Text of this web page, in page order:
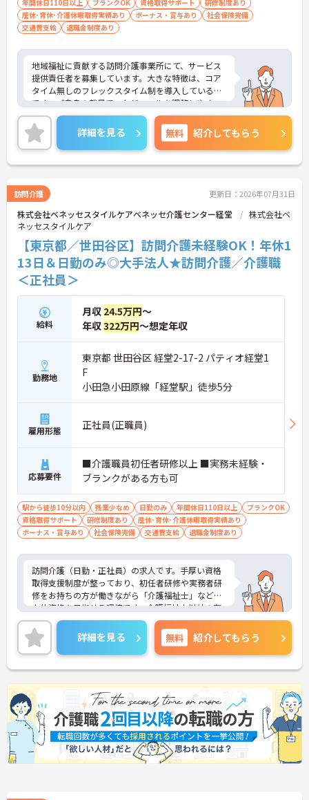
年間休日110日以上 ブランクOK 資格取得サポート
研修制度あり
産休･育休･介護休暇取得実績あり
ボーナス・賞与あり
社会保険完備
交通費支給
退職金制度あり
地域福祉に貢献する訪問介護事業所にて、サービス
提供責任者を募集しています。大きな特徴は、コア
タイム無しのフレックスタイム制を導入している点
です。ご自身の裁量でスケジュールを調整しやす
く、直行直帰も交えながら柔軟に働くことができま
す。大手グループならではの共済会制度（医療費補
助等）や保育手当など、生活を支える福利厚生が充
実しています。訪問介護の経験があればサ責未経験
の方も相談可能で、指導育成力や調整力を磨ける環
もあり、ライフステージに応じた無理のないペース
で、着実にステップアップを図れる基盤が整ってい
ます。
★おすすめPOINT★
【コアタイム無しのフレックス制で柔軟な働き方が
実現できます】
・出退勤の時間を柔軟に調整できるフレックスタイ
ム制を採用しており、ご自身のペースや訪問予定に
合わせたスケジュール管理が可能です
・ご自宅からの直行直帰など効率的な働き方も実践
できることで、業務の負担を軽減しながらメリハリ
をつけて活躍できます
【サ責未経験から挑戦でき、長期的なキャリア形成
が期待できます】
・訪問介護の経験があればサービス提供責任者が未
経験でも相談可能で、ヘルパーの指導や業務調整な
どのマネジメントスキルを実践的に学べる体制があ
ります
・介護支援専門員などの資格取得支援制度に加え、
75歳までの再雇用制度が設けられており、長期的な
視野で専門性を高めていけます
っています】
・安定した収入アップが見込める環境です
・未就学児への保育手当や、医療費・市販薬の補助
が受けられる共済会制度が充実しており、ご家庭と
詳細を見る 無料 紹介してもらう
訪問介護 更新日：2026年07月31日
株式会社ベネッセスタイルケアベネッセ介護センター経堂
株式会社ベ
ネッセスタイルケア
【東京都／世田谷区】訪問介護未経験OK！年休1
13日＆日勤のみ◎大手法人★訪問介護／介護職
＜正社員＞
給料
月収 24.5万円～
年収322万円～想定年収
勤務地
東京都 世田谷区 経堂2-17-2 パティオ経堂1
F
小田急小田原線「経堂駅」徒歩5分
雇用形態 正社員(正職員)
応募要件
■介護職員初任者研修以上 ■実務未経験・
ブランクがある方も可
駅から徒歩10分以内 残業少なめ 日勤のみ 年間休日110日以上
ブランクOK
資格取得サポート
研修制度あり
産休･育休･介護休暇取得実績あり
ボーナス・賞与あり
社会保険完備 交通費支給 退職金制度あり
訪問介護（日勤・正社員）の求人です。手厚い資格
取得支援制度が整っており、初任者研修や実務者研
修をお持ちの方が働きながら「介護福祉士」などの
上位資格を目指せる環境です。介護福祉士以外の有
資格者には毎月「介福資格取得支援手当」が支給さ
れるため、モチベーション高くステップアップに挑
戦できます。業務は日勤帯のみで、日々のスケジュ
ールに合わせて直行直帰も可能。必ずサービス提供
責任者が同行して丁寧な引き継ぎを行うため、訪問
介護が初めての方も安心です。ご利用者様のご自宅
で1対1のケアにじっくり専念でき、介護保険制度な
どの専門知識も身につきます。年間休日113日（前
期・後期特別休暇含む）に加え、未就学児1人につ
き月1万円の保育手当や医療費補助など大手ならで
はの福利厚生が完備されており、安心して長く働き
続けられる魅力的な職場です。
詳細を見る 無料 紹介してもらう